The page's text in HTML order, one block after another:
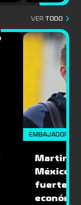
VER TODO
EMBAJADORES
Martin
México:
fuerte